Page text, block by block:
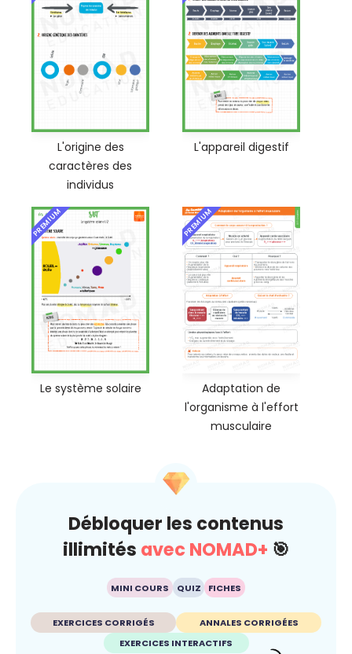
L'origine des
caractères des
individus
L'appareil digestif
PREMIUM
Le système solaire
PREMIUM
Adaptation de
l'organisme à l'effort
musculaire
Débloquer les contenus
illimités avec NOMAD+ 🎯
MINI COURS QUIZ FICHES
EXERCICES CORRIGÉS
ANNALES CORRIGÉES
EXERCICES INTERACTIFS